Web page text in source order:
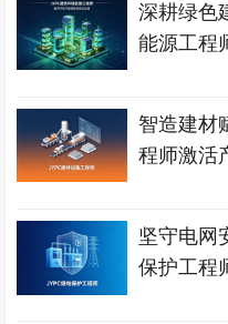
深耕绿色
能源工程
智造建材
程师激活
坚守电网
保护工程